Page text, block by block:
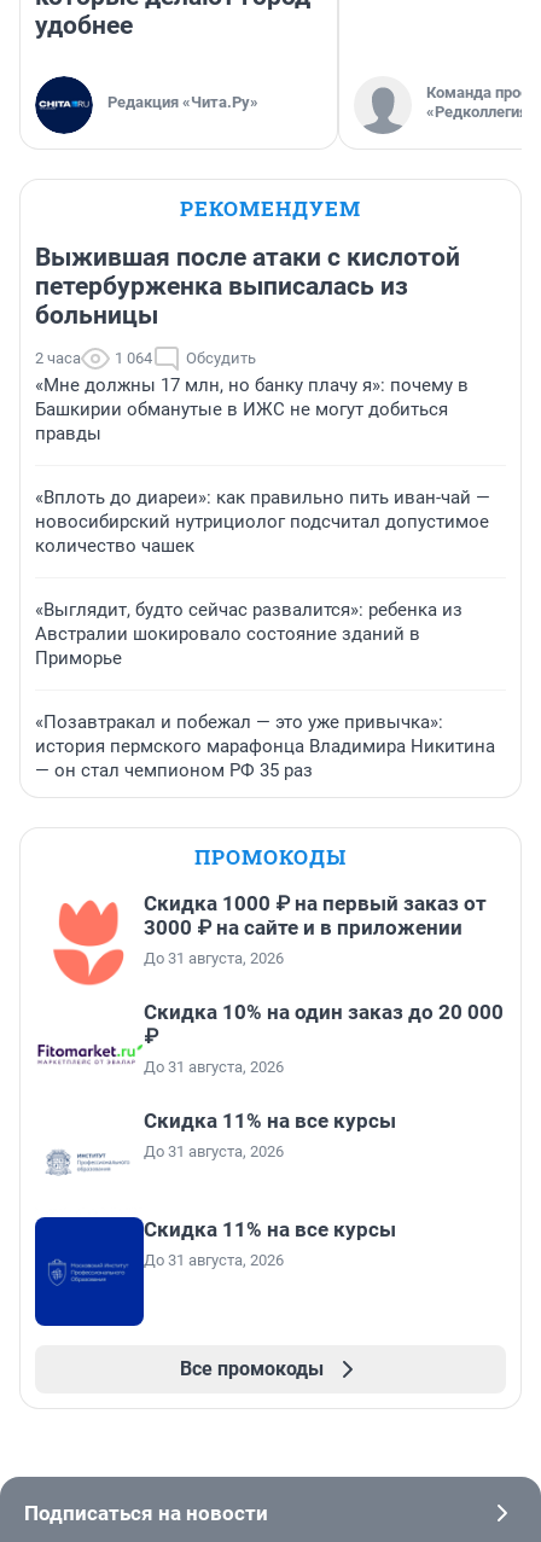
удобнее
Редакция «Чита.Ру»
Команда
«Редколлегия»
РЕКОМЕНДУЕМ
Выжившая после атаки с кислотой
петербурженка выписалась из
больницы
2 часа 1 064 Обсудить
«Мне должны 17 млн, но банку плачу я»: почему в
Башкирии обманутые в ИЖС не могут добиться
правды
«Вплоть до диареи»: как правильно пить иван-чай —
новосибирский нутрициолог подсчитал допустимое
количество чашек
«Выглядит, будто сейчас развалится»: ребенка из
Австралии шокировало состояние зданий в
Приморье
«Позавтракал и побежал — это уже привычка»:
история пермского марафонца Владимира Никитина
— он стал чемпионом РФ 35 раз
ПРОМОКОДЫ
Скидка 1000 ₽ на первый заказ от
3000 ₽ на сайте и в приложении
До 31 августа, 2026
Скидка 10% на один заказ до 20 000
₽
До 31 августа, 2026
Скидка 11% на все курсы
До 31 августа, 2026
Скидка 11% на все курсы
До 31 августа, 2026
Все промокоды
Подписаться на новости